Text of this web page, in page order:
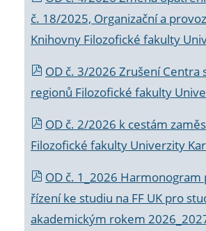
č. 18/2025, Organizační a
Knihovny Filozofické fakulty
OD č. 3/2026 Zrušení Centra
regionů Filozofické fakulty
OD č. 2/2026 k cestám
Filozofické fakulty Univerzity
OD č. 1_2026
řízení ke studiu na FF UK pro
akademickým rokem